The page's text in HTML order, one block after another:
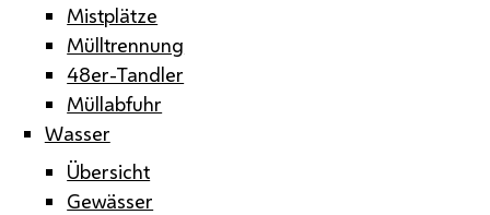
Mistplätze
Mülltrennung
48er-Tandler
Müllabfuhr
Wasser
Übersicht
Gewässer